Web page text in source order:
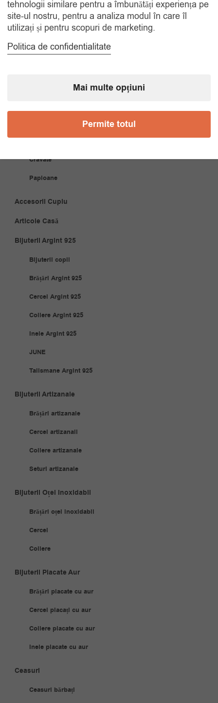
COMANDA TELEFONIC
Tel. 0770420114
Cravate
Papioane
Accesorii Cuplu
Articole Casă
Bijuterii Argint 925
Bijuterii copii
Brățări Argint 925
Cercei Argint 925
Coliere Argint 925
Inele Argint 925
JUNE
Talismane Argint 925
Bijuterii Artizanale
Brățări artizanale
Cercei artizanali
Coliere artizanale
Seturi artizanale
Bijuterii Oțel Inoxidabil
Brățări oțel inoxidabil
Cercei
Coliere
Bijuterii Placate Aur
Brățări placate cu aur
Cercei placați cu aur
Coliere placate cu aur
Inele placate cu aur
Ceasuri
Ceasuri bărbați
tehnologii similare pentru a îmbunătăți experiența pe
site-ul nostru, pentru a analiza modul în care îl
utilizați și pentru scopuri de marketing.
Politica de confidentialitate
Mai multe opțiuni
Permite totul